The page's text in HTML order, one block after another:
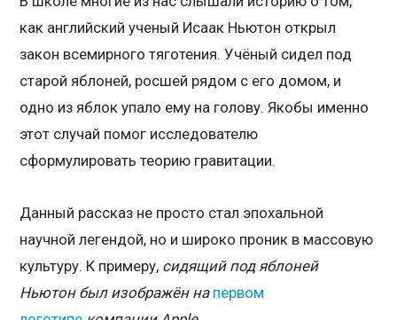
как английский ученый Исаак Ньютон открыл
закон всемирного тяготения. Учёный сидел под
старой яблоней, росшей рядом с его домом, и
одно из яблок упало ему на голову. Якобы именно
этот случай помог исследователю
сформулировать теорию гравитации.
Данный рассказ не просто стал эпохальной
научной легендой, но и широко проник в массовую
культуру. К примеру, сидящий под яблоней
Ньютон был изображён на первом